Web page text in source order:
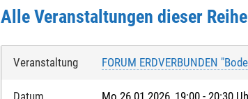
Alle Veranstaltungen dieser Reihe
Veranstaltung FORUM ERDVERBUNDEN